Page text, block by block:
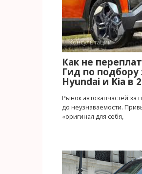
Консультации
Как не
Гид по подбору
Hyundai и Kia в
Рынок автозапчастей за
до неузнаваемости.
«оригинал для себя,